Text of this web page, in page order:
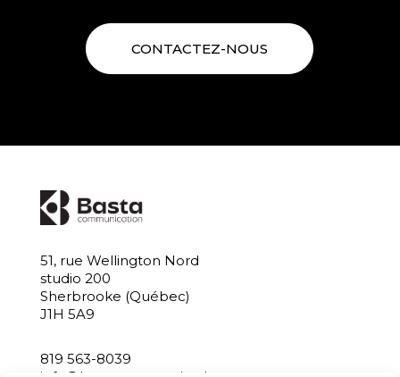
CONTACTEZ-NOUS
51, rue Wellington Nord
studio 200
Sherbrooke (Québec)
J1H 5A9
819 563-8039